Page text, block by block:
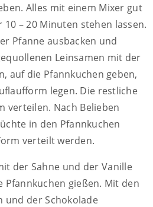
Alles mit einem Mixer gut
– 20 Minuten stehen lassen.
Pfanne ausbacken und
Leinsamen mit der
auf die Pfannkuchen geben,
legen. Die restliche
verteilen. Nach Belieben
in den Pfannkuchen
verteilt werden.
der Sahne und der Vanille
gießen. Mit den
und der Schokolade